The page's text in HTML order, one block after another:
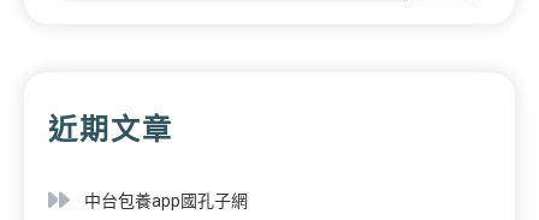
近期文章
中台包養app國孔子網